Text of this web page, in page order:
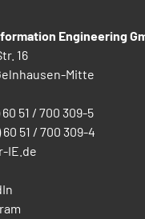
Engineering
16
Mitte
60 51 / 700 309-5
60 51 / 700 309-4
IE.de